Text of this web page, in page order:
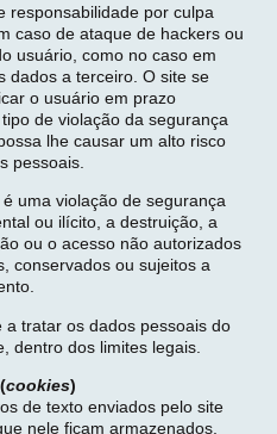
responsabilidade por culpa
caso de ataque de hackers ou
usuário, como no caso em
dados a terceiro. O site se
o usuário em prazo
de violação da segurança
lhe causar um alto risco
pessoais.
uma violação de segurança
ou ilícito, a destruição, a
ou o acesso não autorizados
conservados ou sujeitos a
tratar os dados pessoais do
dentro dos limites legais.
cookies)
de texto enviados pelo site
nele ficam armazenados,